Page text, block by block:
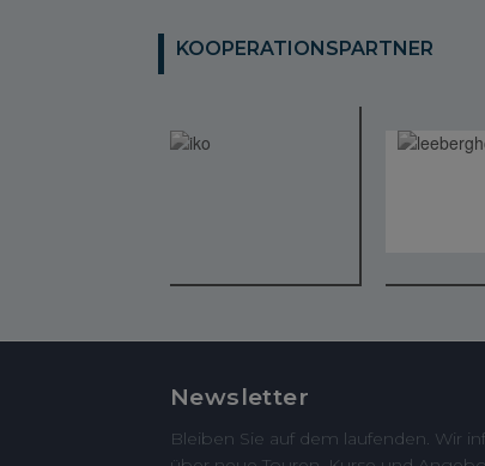
KOOPERATIONSPARTNER
Newsletter
Bleiben Sie auf dem laufenden. Wir